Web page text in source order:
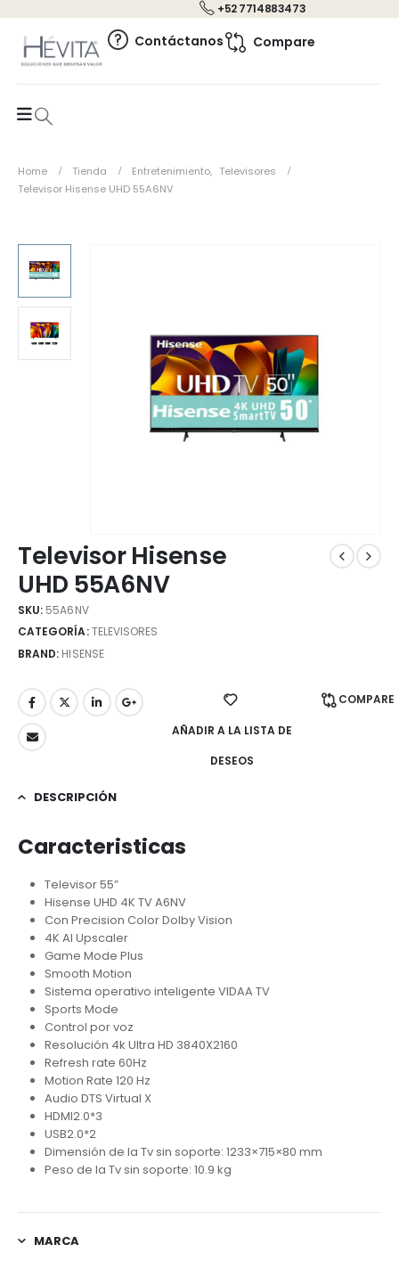
+52 7714883473
Contáctanos Compare
Home Tienda Entretenimiento, Televisores
Televisor Hisense UHD 55A6NV
Televisor Hisense
UHD 55A6NV
SKU: 55A6NV
CATEGORÍA:TELEVISORES
BRAND: HISENSE
AÑADIR A LA LISTA DE
DESEOS
COMPARE
DESCRIPCIÓN
Caracteristicas
Televisor 55”
Hisense UHD 4K TV A6NV
Con Precision Color Dolby Vision
4K AI Upscaler
Game Mode Plus
Smooth Motion
Sistema operativo inteligente VIDAA TV
Sports Mode
Control por voz
Resolución 4k Ultra HD 3840X2160
Refresh rate 60Hz
Motion Rate 120 Hz
Audio DTS Virtual X
HDMI2.0*3
USB2.0*2
Dimensión de la Tv sin soporte: 1233×715×80 mm
Peso de la Tv sin soporte: 10.9 kg
MARCA